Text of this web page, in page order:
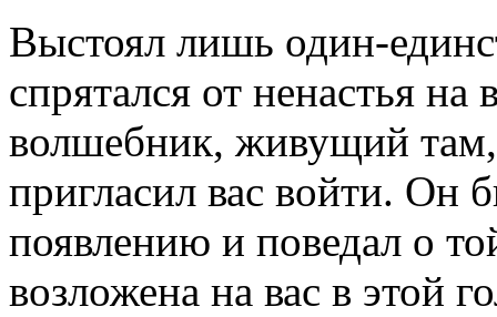
Выстоял лишь один-
спрятался от ненастья
волшебник, живущий там,
пригласил вас войти. Он
появлению и поведал о
возложена на вас в этой